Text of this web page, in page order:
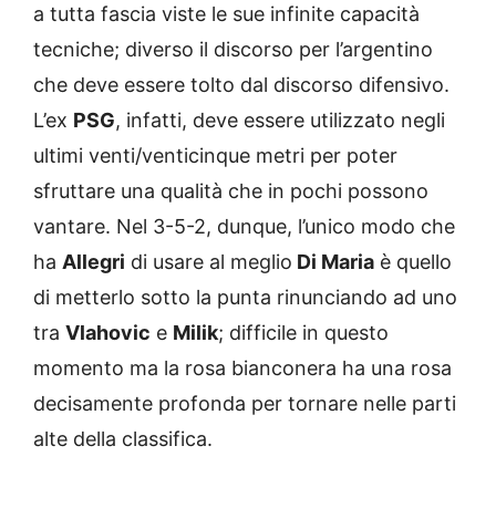
a tutta fascia viste le sue infinite capacità
tecniche; diverso il discorso per l’argentino
che deve essere tolto dal discorso difensivo.
L’ex PSG, infatti, deve essere utilizzato negli
ultimi venti/venticinque metri per poter
sfruttare una qualità che in pochi possono
vantare. Nel 3-5-2, dunque, l’unico modo che
ha Allegri di usare al meglio Di Maria è quello
di metterlo sotto la punta rinunciando ad uno
tra Vlahovic e Milik; difficile in questo
momento ma la rosa bianconera ha una rosa
decisamente profonda per tornare nelle parti
alte della classifica.